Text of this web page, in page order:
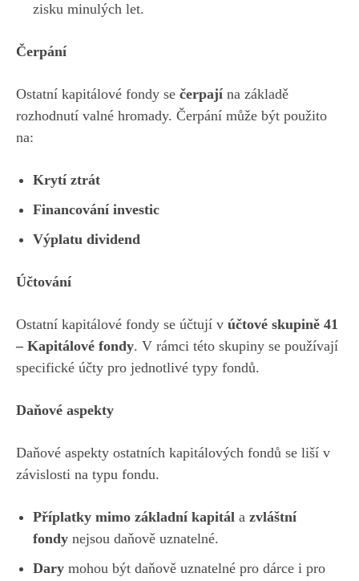
zisku minulých let.
Čerpání
Ostatní kapitálové fondy se čerpají na základě
rozhodnutí valné hromady. Čerpání může být použito
na:
Krytí ztrát
Financování investic
Výplatu dividend
Účtování
Ostatní kapitálové fondy se účtují v účtové skupině 41
– Kapitálové fondy. V rámci této skupiny se používají
specifické účty pro jednotlivé typy fondů.
Daňové aspekty
Daňové aspekty ostatních kapitálových fondů se liší v
závislosti na typu fondu.
Příplatky mimo základní kapitál a zvláštní
fondy nejsou daňově uznatelné.
Dary mohou být daňově uznatelné pro dárce i pro